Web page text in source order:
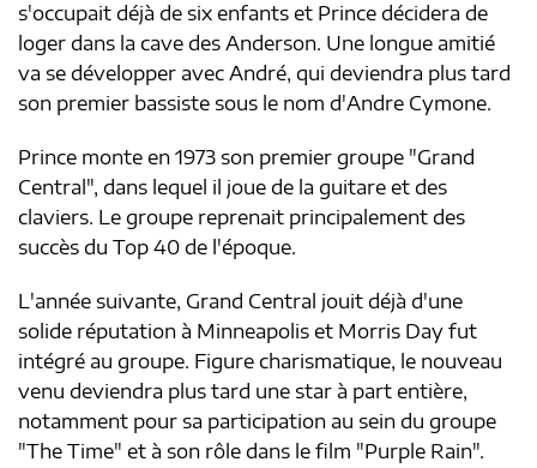
s'occupait déjà de six enfants et Prince décidera de
loger dans la cave des Anderson. Une longue amitié
va se développer avec André, qui deviendra plus tard
son premier bassiste sous le nom d'Andre Cymone.
Prince monte en 1973 son premier groupe "Grand
Central", dans lequel il joue de la guitare et des
claviers. Le groupe reprenait principalement des
succès du Top 40 de l'époque.
L'année suivante, Grand Central jouit déjà d'une
solide réputation à Minneapolis et Morris Day fut
intégré au groupe. Figure charismatique, le nouveau
venu deviendra plus tard une star à part entière,
notamment pour sa participation au sein du groupe
"The Time" et à son rôle dans le film "Purple Rain".